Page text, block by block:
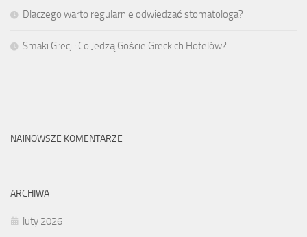
Dlaczego warto regularnie odwiedzać stomatologa?
Smaki Grecji: Co Jedzą Goście Greckich Hotelów?
NAJNOWSZE KOMENTARZE
ARCHIWA
luty 2026